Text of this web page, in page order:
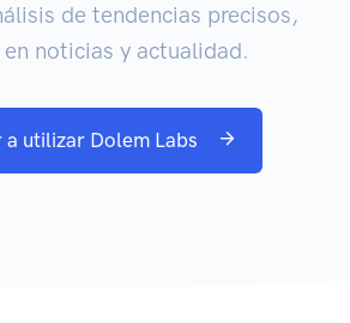
de tendencias precisos,
noticias y actualidad.
a utilizar Dolem Labs